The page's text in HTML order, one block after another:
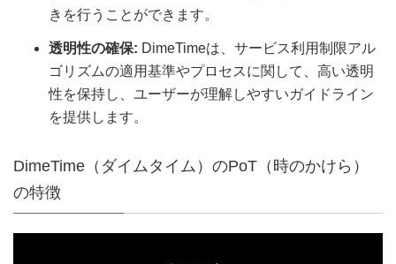
きを行うことができます。
透明性の確保: DimeTimeは、サービス利用制限アル
ゴリズムの適用基準やプロセスに関して、高い透明
性を保持し、ユーザーが理解しやすいガイドライン
を提供します。
DimeTime（ダイムタイム）のPoT（時のかけら）
の特徴